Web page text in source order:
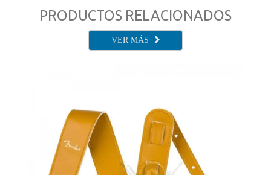
PRODUCTOS RELACIONADOS
VER MÁS